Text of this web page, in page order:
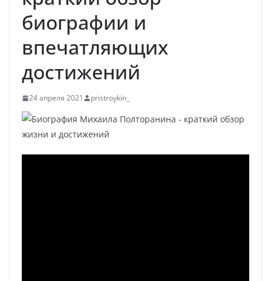
биографии и
впечатляющих
достижений
24 апреля 2021 pristroykin_